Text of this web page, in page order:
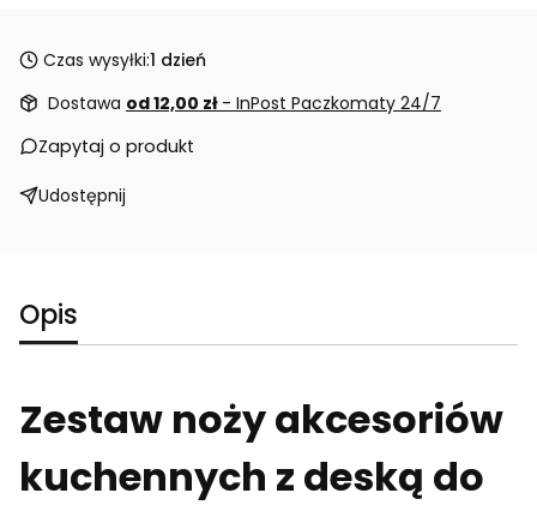
Czas wysyłki:1 dzień
Dostawa od 12,00 zł - InPost Paczkomaty 24/7
Zapytaj o produkt
Udostępnij
Opis
Zestaw noży akcesoriów
kuchennych z deską do